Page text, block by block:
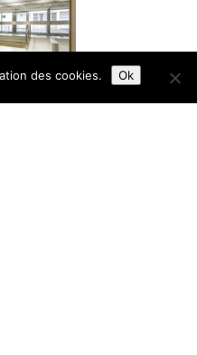
des cookies. Ok